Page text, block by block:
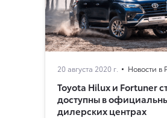
20 августа 2020 г. Новости в
Toyota Hilux и Fortuner
доступны в
дилерских центрах